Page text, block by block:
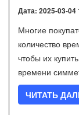
Дата: 2025-03-04
Многие
количество
чтобы их
времени
ЧИТАТЬ